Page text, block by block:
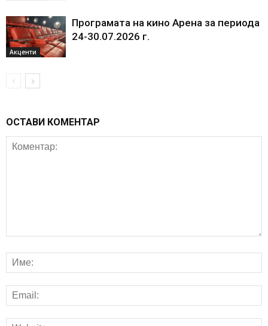
Акценти
Програмата на кино Арена за периода
24-30.07.2026 г.
ОСТАВИ КОМЕНТАР